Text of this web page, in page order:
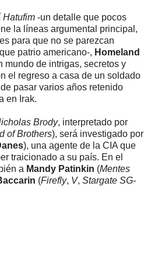
Hatufim -un detalle que pocos
la líneas argumental principal,
para que no se parezcan
patrio americano-, Homeland
mundo de intrigas, secretos y
el regreso a casa de un soldado
pasar varios años retenido
en Irak.
Brody, interpretado por
of Brothers), será investigado por
), una agente de la CIA que
traicionado a su país. En el
a Mandy Patinkin (Mentes
(Firefly, V, Stargate SG-